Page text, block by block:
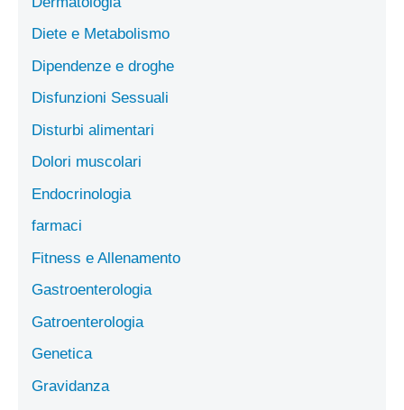
Diete e Metabolismo
Dipendenze e droghe
Disfunzioni Sessuali
Disturbi alimentari
Dolori muscolari
Endocrinologia
farmaci
Fitness e Allenamento
Gastroenterologia
Gatroenterologia
Genetica
Gravidanza